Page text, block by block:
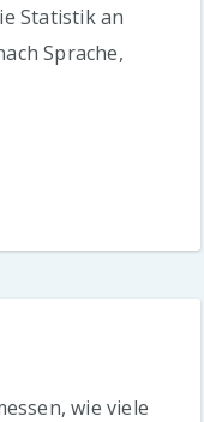
Statistik an
Sprache,
wie viele